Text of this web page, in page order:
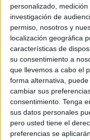
personalizado,
investigación de
permiso, nosotros y
localización geográfica
características de
su consentimiento a
que llevemos a cabo el
forma alternativa,
cambiar sus
consentimiento. Tenga
sus datos personales
pero usted tiene el
preferencias se
Nacional han
abordar las medidas
Santa.
Desde la Delegación
recordado a través
próxima celebración
puesta en marcha de
Administración
de Ceuta van a poner